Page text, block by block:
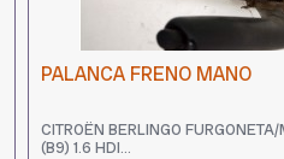
PALANCA FRENO MANO
CITROËN BERLINGO
(B9) 1.6 HDI...